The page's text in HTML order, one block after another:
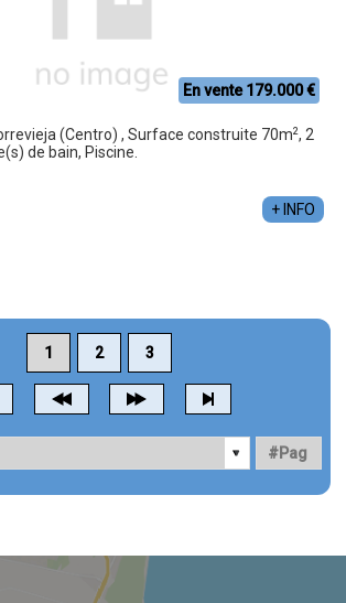
En vente 179.000 €
(Centro) , Surface construite 70m2, 2
de bain, Piscine.
+ INFO
1 2 3